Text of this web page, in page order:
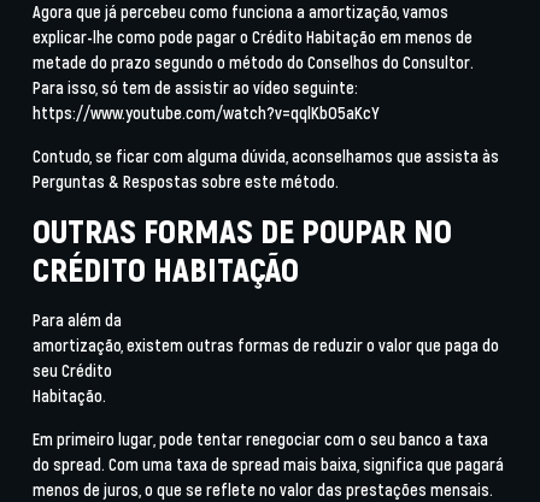
Agora que já percebeu como funciona a amortização, vamos
explicar-lhe como pode pagar o Crédito Habitação em menos de
metade do prazo segundo o método do Conselhos do Consultor.
Para isso, só tem de assistir ao vídeo seguinte:
https://www.youtube.com/watch?v=qqlKbO5aKcY
Contudo, se ficar com alguma dúvida, aconselhamos que assista às
Perguntas & Respostas sobre este método.
OUTRAS FORMAS DE POUPAR NO
CRÉDITO HABITAÇÃO
Para além da
amortização, existem outras formas de reduzir o valor que paga do
seu Crédito
Habitação.
Em primeiro lugar, pode tentarrenegociar com o seu banco a taxa
do spread. Com uma taxa de spread mais baixa, significa que pagará
menos de juros, o que se reflete no valor das prestações mensais.